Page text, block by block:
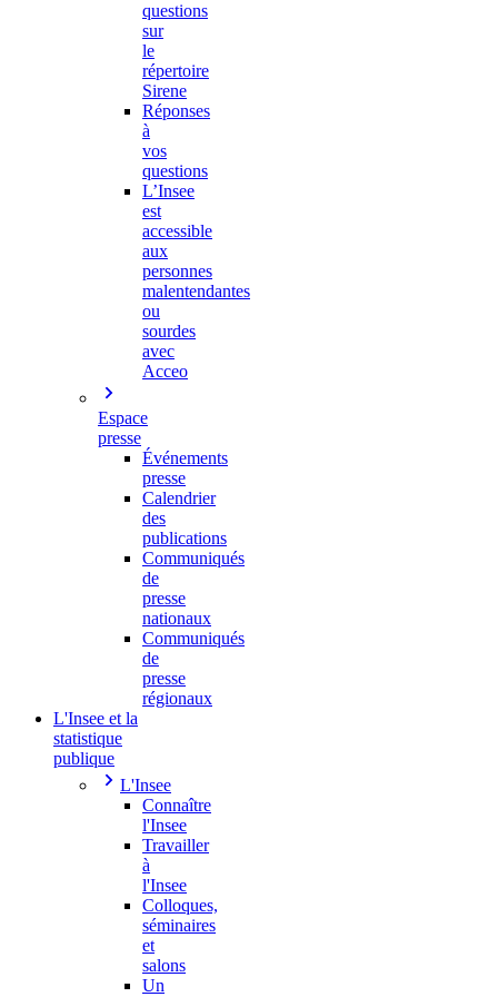
questions
sur
le
répertoire
Sirene
Réponses
à
vos
questions
L’Insee
est
accessible
aux
personnes
malentendantes
ou
sourdes
avec
Acceo
Espace
presse
Événements
presse
Calendrier
des
publications
Communiqués
de
presse
nationaux
Communiqués
de
presse
régionaux
L'Insee et la
statistique
publique
L'Insee
Connaître
l'Insee
Travailler
à
l'Insee
Colloques,
séminaires
et
salons
Un